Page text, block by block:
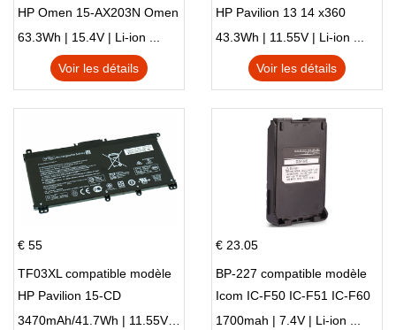
HP Omen 15-AX203N Omen
15 Series Pavilion 15 Series
63.3Wh | 15.4V | Li-ion ...
Voir les détails
HP Pavilion 13 14 x360
L83388-AC1 L83388-421
HSTNN-LB8S M01118-421
M01144-005 13-BB 14-DV
43.3Wh | 11.55V | Li-ion ...
Voir les détails
€ 55
TF03XL compatible modèle
HP Pavilion 15-CD
3470mAh/41.7Wh | 11.55V | Li-ion ...
€ 23.05
BP-227 compatible modèle
Icom IC-F50 IC-F51 IC-F60
IC-F61 IC-M87
1700mah | 7.4V | Li-ion ...